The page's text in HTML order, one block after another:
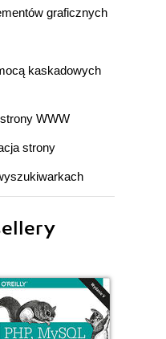
graficznych
kaskadowych
WWW
strony